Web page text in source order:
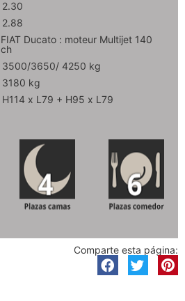
2.30
2.88
FIAT Ducato : moteur Multijet 140
ch
3500/3650/ 4250 kg
3180 kg
H114 x L79 + H95 x L79
Comparte esta página: